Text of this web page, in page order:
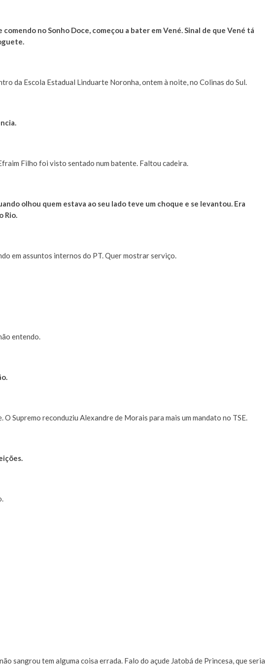
no Sonho Doce, começou a bater em Vené. Sinal de que Vené tá
da Escola Estadual Linduarte Noronha, ontem à noite, no Colinas do Sul.
Filho foi visto sentado num batente. Faltou cadeira.
olhou quem estava ao seu lado teve um choque e se levantou. Era
Rio.
em assuntos internos do PT. Quer mostrar serviço.
entendo.
O Supremo reconduziu Alexandre de Morais para mais um mandato no TSE.
sangrou tem alguma coisa errada. Falo do açude Jatobá de Princesa, que seria